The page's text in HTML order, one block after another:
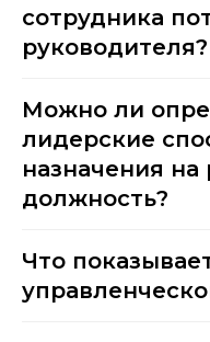
сотрудника
руководителя?
Можно ли
лидерские
назначения
должность?
Что